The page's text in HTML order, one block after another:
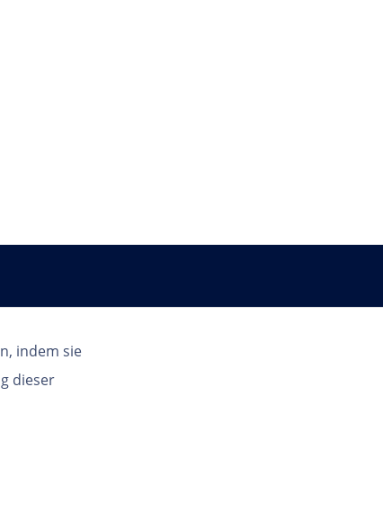
indem sie
dieser